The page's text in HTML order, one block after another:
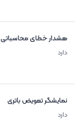
هشدار خطای محاسباتی
دارد
نمایشگر تعویض باتری
دارد